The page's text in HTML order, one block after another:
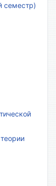
семестр)